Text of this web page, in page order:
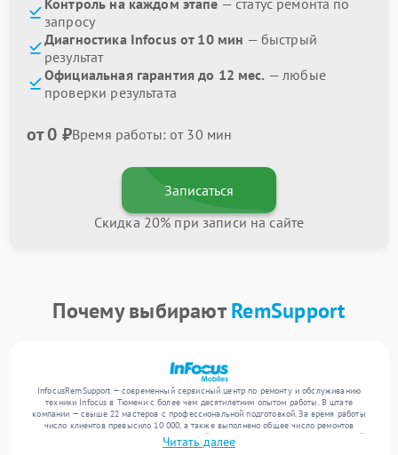
Контроль на каждом этапе — статус ремонта по
запросу
Диагностика Infocus от 10 мин — быстрый
результат
Официальная гарантия до 12 мес. — любые
проверки результата
от 0 ₽Время работы: от 30 мин
Записаться
Скидка 20% при записи на сайте
Почему выбираютRemSupport
InfocusRemSupport — современный сервисный центр по ремонту и обслуживанию
техники Infocus в Тюмени с более чем десятилетним опытом работы. В штате
компании — свыше 22 мастеров с профессиональной подготовкой. За время работы
число клиентов превысило 10 000, а также выполнено общее число ремонтов
превысило 12 000. Ежемесячно в сервисный центр поступает более 300 обращений,
включая , , . Мы беремся за задачи любой сложности и поддерживаем высокий
Читать далее